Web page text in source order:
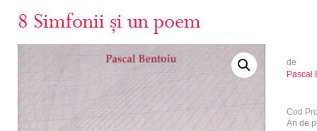
8 Simfonii și un poem
de
Pascal
Cod
An de